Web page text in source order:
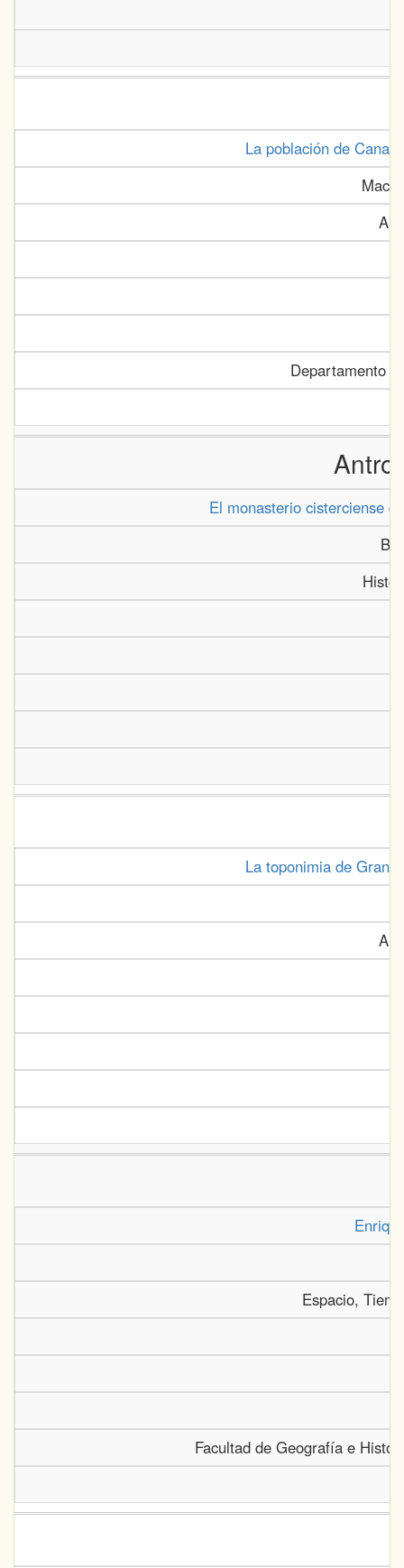
La población de
Departamento
El monasterio cisterciense
La toponimia de Gran
Espacio,
Facultad de Geografía e